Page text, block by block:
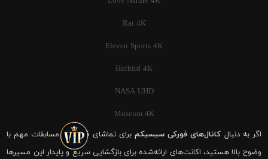
Rai 4K
Eleven Sports 4K
Hotbird 4K
NASA UHD
Museum 4K
اگر به دنبال کانال‌های فورکی سیسیکمبرای تماشای فوتبال و مسابقات مهم با
وضوح بالا هستید، اکانت‌های ارائه‌شده برای بازگشایی سریع و پایدار این مسیرها